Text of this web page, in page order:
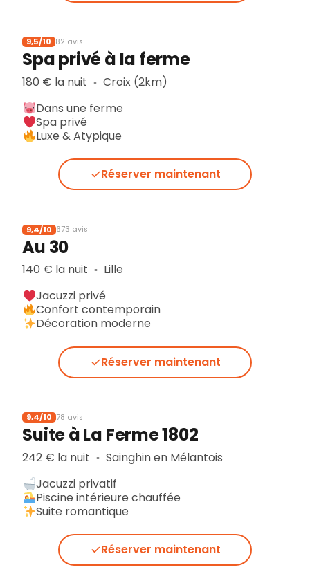
9,5/10 82 avis
Spa privé à la ferme
180 € la nuit ▪︎ Croix (2km)
Dans une ferme
Spa privé
Luxe & Atypique
Réserver maintenant
9,4/10 673 avis
Au 30
140 € la nuit ▪︎ Lille
Jacuzzi privé
Confort contemporain
Décoration moderne
Réserver maintenant
9,4/10 78 avis
Suite à La Ferme 1802
242 € la nuit ▪︎ Sainghin en Mélantois
Jacuzzi privatif
Piscine intérieure chauffée
Suite romantique
Réserver maintenant